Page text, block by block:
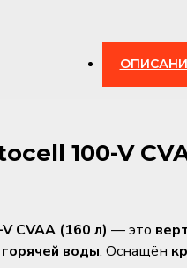
100-V
CVAA (160 л) — это
горячей воды. Оснащён